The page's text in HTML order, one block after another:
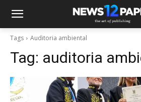
Tags Auditoria ambiental
Tag: auditoria